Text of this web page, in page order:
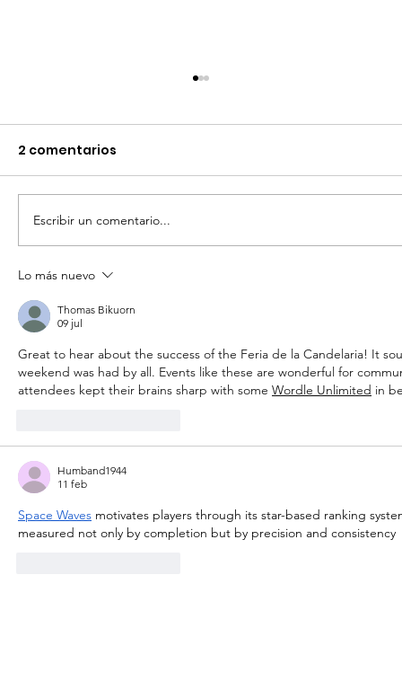
IMPULSO PARA PRODUCIR MÁS Y
2 comentarios
Escribir un comentario...
Lo más nuevo
Thomas Bikuorn
09 jul
Great to hear about the success of the Feria de la Candelaria! It
weekend was had by all. Events like these are wonderful for
attendees kept their brains sharp with some Wordle Unlimited in
Humband1944
11 feb
​​Space Waves motivates players through its star-based ranking
measured not only by completion but by precision and consistency